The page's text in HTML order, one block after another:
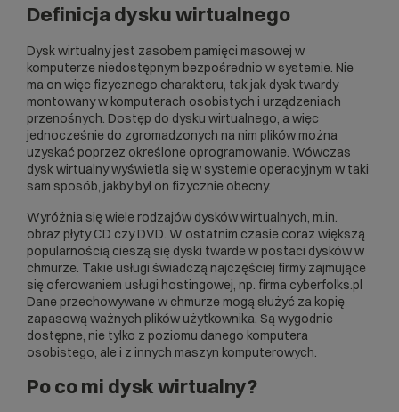
Definicja dysku wirtualnego
Dysk wirtualny jest zasobem pamięci masowej w
komputerze niedostępnym bezpośrednio w systemie. Nie
ma on więc fizycznego charakteru, tak jak dysk twardy
montowany w komputerach osobistych i urządzeniach
przenośnych. Dostęp do dysku wirtualnego, a więc
jednocześnie do zgromadzonych na nim plików można
uzyskać poprzez określone oprogramowanie. Wówczas
dysk wirtualny wyświetla się w systemie operacyjnym w taki
sam sposób, jakby był on fizycznie obecny.
Wyróżnia się wiele rodzajów dysków wirtualnych, m.in.
obraz płyty CD czy DVD. W ostatnim czasie coraz większą
popularnością cieszą się dyski twarde w postaci dysków w
chmurze. Takie usługi świadczą najczęściej firmy zajmujące
się oferowaniem usługi hostingowej, np. firma cyberfolks.pl
Dane przechowywane w chmurze mogą służyć za kopię
zapasową ważnych plików użytkownika. Są wygodnie
dostępne, nie tylko z poziomu danego komputera
osobistego, ale i z innych maszyn komputerowych.
Po co mi dysk wirtualny?